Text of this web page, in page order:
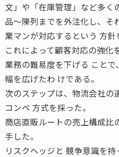
文」や「在庫管理」など多く
品〜陳列までを外注化し、そ
業マンが対応するという 方針
これによって顧客対応の強化
業務の難易度を下げる こと
幅を広げたわ けである。
次のステップは、物流会社の
コンペ 方式を採った。
商店直販ルートの売上構成比
手した。
リスクヘッジと 競争意識を